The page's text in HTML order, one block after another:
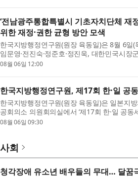
‘전남광주통합특별시 기초자치단체 재
위한 재정·권한 균형 방안 모색
한국지방행정연구원(원장 육동일)은 8월 6일(
임문영·전진숙·정준호·정진욱, 대한민국시
토론회’를 개최했다. 한...
08월 06일 12:00
한국지방행정연구원, 제17회 한·일 공
한국지방행정연구원(원장 육동일)은 일본지
공회의소 의원회의실에서 ‘제17회 한·일 공
와 지역 활성화’를 주...
08월 06일 09:30
사회
청각장애 유소년 배우들의 무대… 달꿈